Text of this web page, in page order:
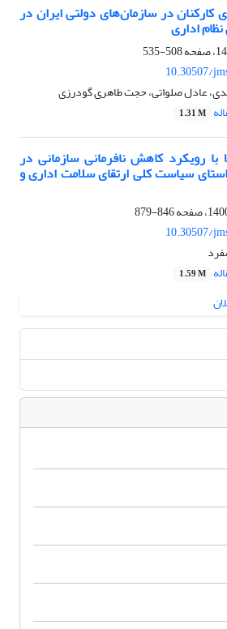
کارکنان در سازمان‌های دولتی ایران در
اداری
508-535
10.30507/
عادل صلواتی، حجت طاهری گودرزی
1.31 M
با رویکرد کاهش نافرمانی سازمانی در
سیاست کلی ارتقای سلامت اداری و
846-879
10.30507/
1.59 M